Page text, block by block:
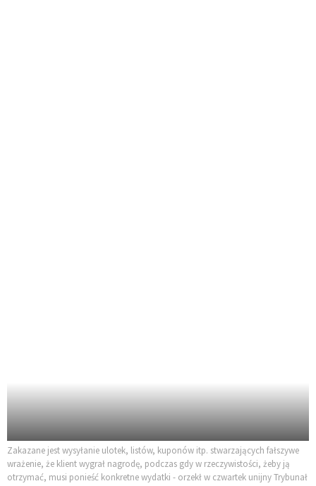
Zakazane jest wysyłanie ulotek, listów, kuponów itp. stwarzających fałszywe
wrażenie, że klient wygrał nagrodę, podczas gdy w rzeczywistości, żeby ją
otrzymać, musi ponieść konkretne wydatki - orzekł w czwartek unijny Trybunał